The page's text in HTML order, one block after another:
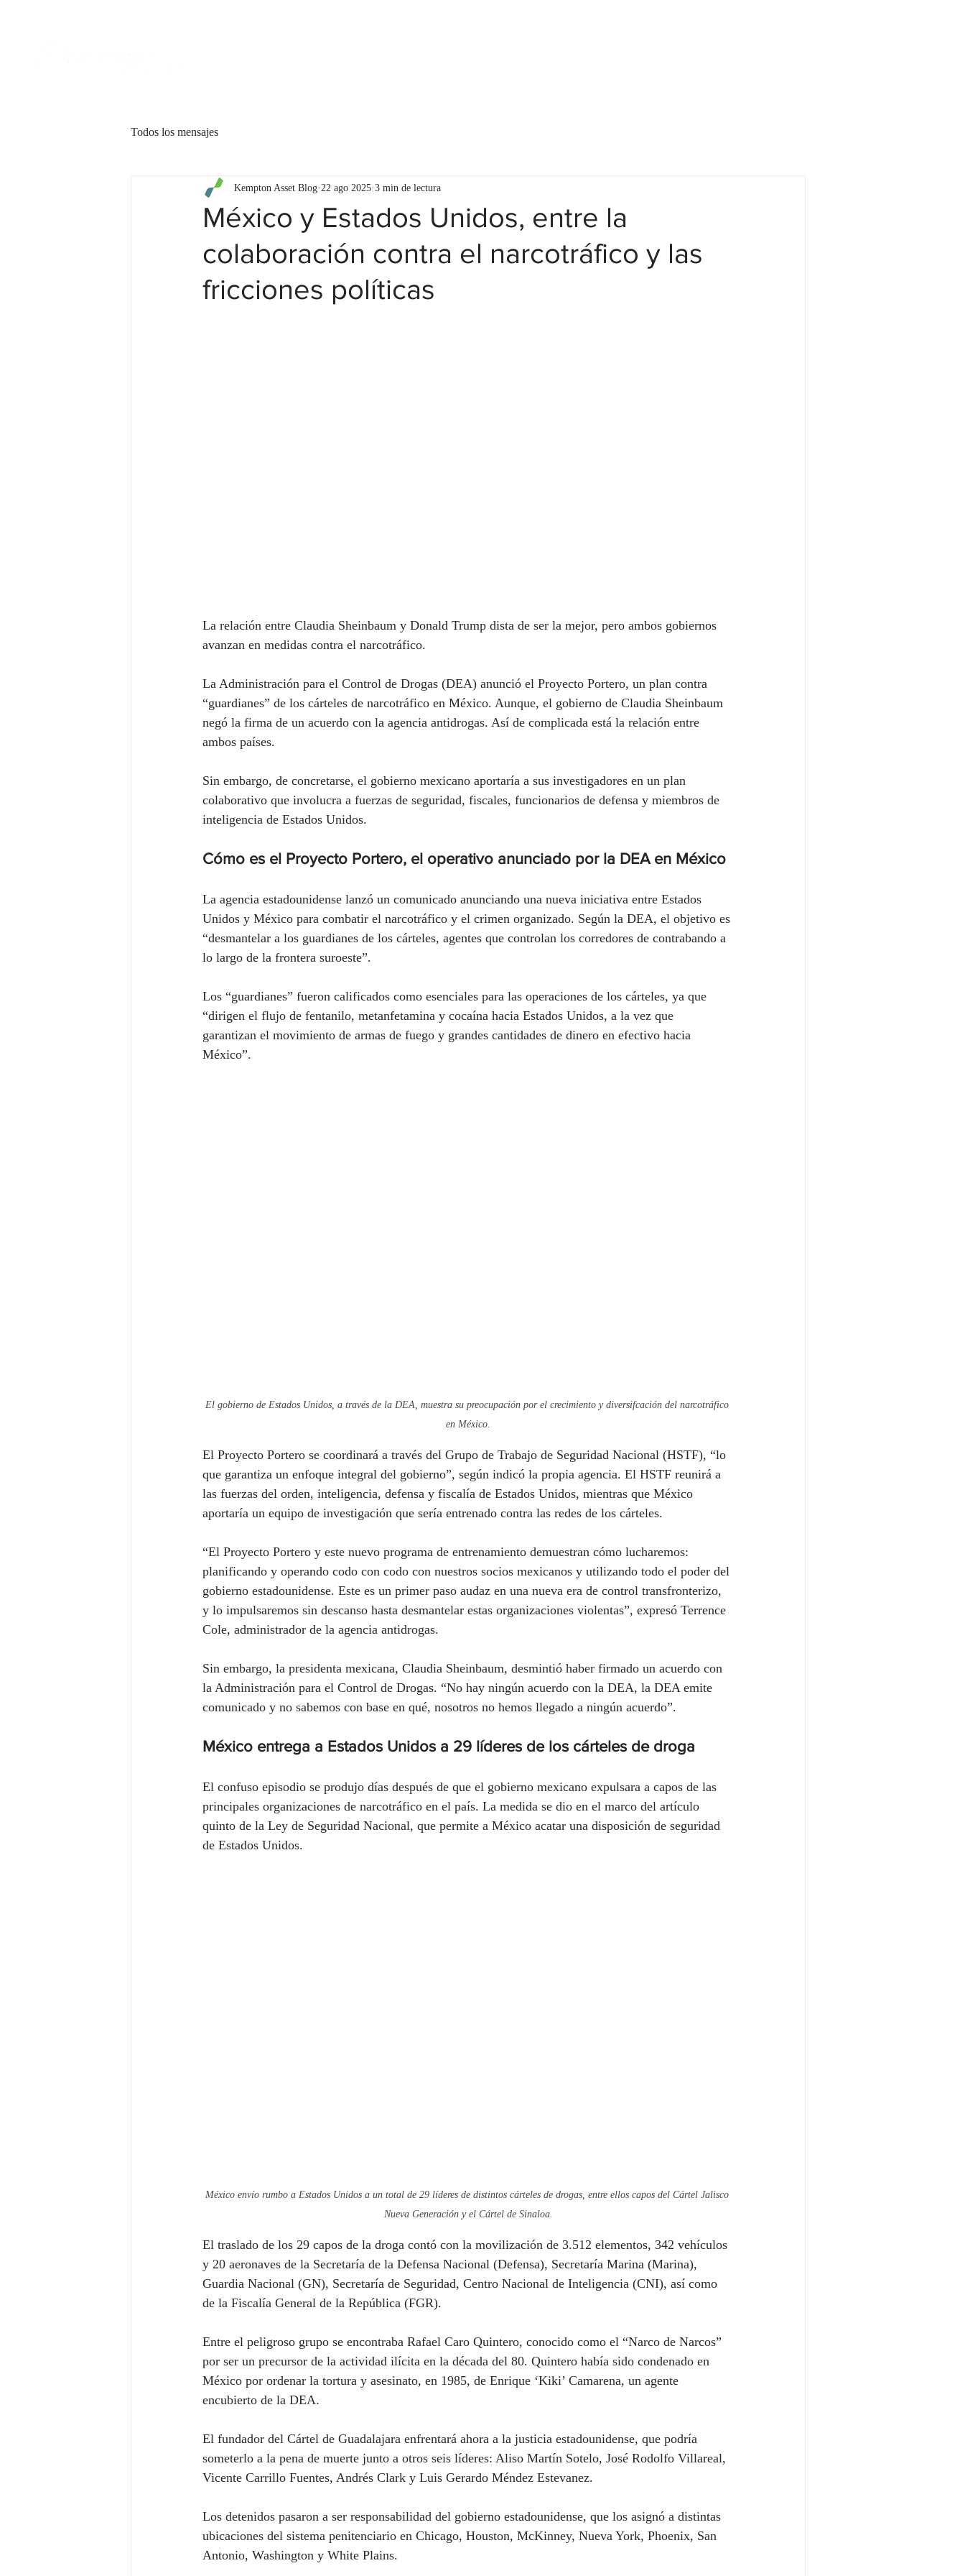
Todos los mensajes
México y Estados Unidos, entre la
colaboración contra el narcotráfico y las
fricciones políticas
Kempton Asset Blog 22 ago 2025 3 min de lectura
La relación entre Claudia Sheinbaum y Donald Trump dista de ser la mejor, pero ambos gobiernos
avanzan en medidas contra el narcotráfico.
La Administración para el Control de Drogas (DEA) anunció el Proyecto Portero, un plan contra
“guardianes” de los cárteles de narcotráfico en México. Aunque, el gobierno de Claudia Sheinbaum
negó la firma de un acuerdo con la agencia antidrogas. Así de complicada está la relación entre
ambos países.
Sin embargo, de concretarse, el gobierno mexicano aportaría a sus investigadores en un plan
colaborativo que involucra a fuerzas de seguridad, fiscales, funcionarios de defensa y miembros de
inteligencia de Estados Unidos.
Cómo es el Proyecto Portero, el operativo anunciado por la DEA en México
La agencia estadounidense lanzó un comunicado anunciando una nueva iniciativa entre Estados
Unidos y México para combatir el narcotráfico y el crimen organizado. Según la DEA, el objetivo es
“desmantelar a los guardianes de los cárteles, agentes que controlan los corredores de contrabando a
lo largo de la frontera suroeste”.
Los “guardianes” fueron calificados como esenciales para las operaciones de los cárteles, ya que
“dirigen el flujo de fentanilo, metanfetamina y cocaína hacia Estados Unidos, a la vez que
garantizan el movimiento de armas de fuego y grandes cantidades de dinero en efectivo hacia
México”.
El gobierno de Estados Unidos, a través de la DEA, muestra su preocupación por el crecimiento y diversifcación del narcotráfico
en México.
El Proyecto Portero se coordinará a través del Grupo de Trabajo de Seguridad Nacional (HSTF), “lo
que garantiza un enfoque integral del gobierno”, según indicó la propia agencia. El HSTF reunirá a
las fuerzas del orden, inteligencia, defensa y fiscalía de Estados Unidos, mientras que México
aportaría un equipo de investigación que sería entrenado contra las redes de los cárteles.
“El Proyecto Portero y este nuevo programa de entrenamiento demuestran cómo lucharemos:
planificando y operando codo con codo con nuestros socios mexicanos y utilizando todo el poder del
gobierno estadounidense. Este es un primer paso audaz en una nueva era de control transfronterizo,
y lo impulsaremos sin descanso hasta desmantelar estas organizaciones violentas”, expresó Terrence
Cole, administrador de la agencia antidrogas.
Sin embargo, la presidenta mexicana, Claudia Sheinbaum, desmintió haber firmado un acuerdo con
la Administración para el Control de Drogas. “No hay ningún acuerdo con la DEA, la DEA emite
comunicado y no sabemos con base en qué, nosotros no hemos llegado a ningún acuerdo”.
México entrega a Estados Unidos a 29 líderes de los cárteles de droga
El confuso episodio se produjo días después de que el gobierno mexicano expulsara a capos de las
principales organizaciones de narcotráfico en el país. La medida se dio en el marco del artículo
quinto de la Ley de Seguridad Nacional, que permite a México acatar una disposición de seguridad
de Estados Unidos.
México envío rumbo a Estados Unidos a un total de 29 líderes de distintos cárteles de drogas, entre ellos capos del Cártel Jalisco
Nueva Generación y el Cártel de Sinaloa.
El traslado de los 29 capos de la droga contó con la movilización de 3.512 elementos, 342 vehículos
y 20 aeronaves de la Secretaría de la Defensa Nacional (Defensa), Secretaría Marina (Marina),
Guardia Nacional (GN), Secretaría de Seguridad, Centro Nacional de Inteligencia (CNI), así como
de la Fiscalía General de la República (FGR).
Entre el peligroso grupo se encontraba Rafael Caro Quintero, conocido como el “Narco de Narcos”
por ser un precursor de la actividad ilícita en la década del 80. Quintero había sido condenado en
México por ordenar la tortura y asesinato, en 1985, de Enrique ‘Kiki’ Camarena, un agente
encubierto de la DEA.
El fundador del Cártel de Guadalajara enfrentará ahora a la justicia estadounidense, que podría
someterlo a la pena de muerte junto a otros seis líderes: Aliso Martín Sotelo, José Rodolfo Villareal,
Vicente Carrillo Fuentes, Andrés Clark y Luis Gerardo Méndez Estevanez.
Los detenidos pasaron a ser responsabilidad del gobierno estadounidense, que los asignó a distintas
ubicaciones del sistema penitenciario en Chicago, Houston, McKinney, Nueva York, Phoenix, San
Antonio, Washington y White Plains.